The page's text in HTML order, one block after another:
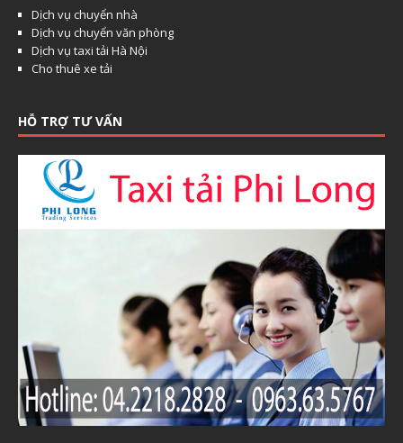
Dịch vụ chuyển nhà
Dịch vụ chuyển văn phòng
Dịch vụ taxi tải Hà Nội
Cho thuê xe tải
HỖ TRỢ TƯ VẤN